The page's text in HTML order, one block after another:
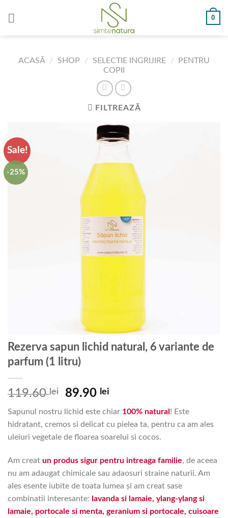
0
ACASĂ / SHOP / SELECTIE INGRIJIRE /
PENTRU
COPII
FILTREAZĂ
Sale!
-25%
Rezerva sapun lichid natural, 6 variante de
parfum (1 litru)
119.60lei
Prețul
a
fost:
119.60 lei.
89.90 lei
este:
89.90 lei.
Sapunul nostru lichid este chiar 100% natural ! Este
hidratant, cremos si delicat cu pielea ta, pentru ca am ales
uleiuri vegetale de floarea soarelui si cocos.
Am creat un produs sigur pentru intreaga familie, de aceea
nu am adaugat chimicale sau adaosuri straine naturii. Am
ales esente iubite de toata lumea și am creat sase
combinatii interesante: lavanda si lamaie, ylang-ylang si
lamaie, portocale si menta, geranium si portocale, cuisoare